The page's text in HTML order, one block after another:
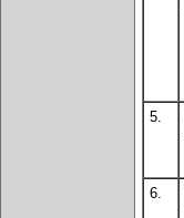
5.
6.